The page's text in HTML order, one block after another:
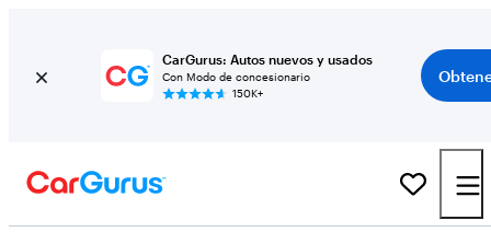
CarGurus: Autos nuevos y usados
Con Modo de concesionario
150K+